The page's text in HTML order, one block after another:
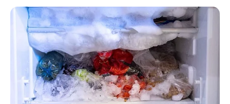
Naxçıvan Muxtar Respublikasındakı İdarəsinin
əməkdaşları da var.
Prezidentin sərəncamı ilə Ələkbərli Vüsal Ziyad oğlu və
Cəfərov Nadir Yavər oğlu “Diplomatik xidmətdə
fərqlənməyə görə” medalı ilə təltif ediliblər. Qeyd edək ki,
həmin şəxslər Azərbaycan Respublikasının diplomatik
xidmət orqanlarında səmərəli fəaliyyətlərinə görə təltif
ediliblər.